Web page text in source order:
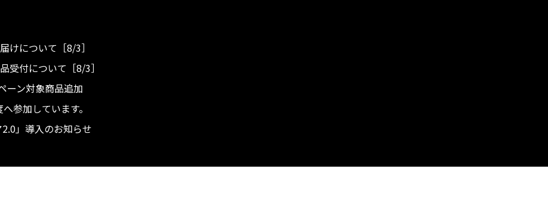
けについて［8/3］
受付について［8/3］
ーン対象商品追加
参加しています。
」導入のお知らせ